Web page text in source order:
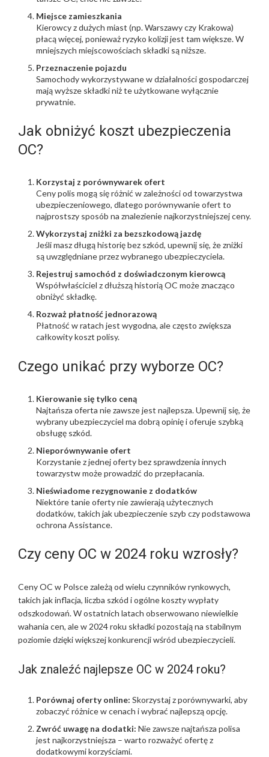
Miejsce zamieszkania
Kierowcy z dużych miast (np. Warszawy czy Krakowa)
płacą więcej, ponieważ ryzyko kolizji jest tam większe. W
mniejszych miejscowościach składki są niższe.
Przeznaczenie pojazdu
Samochody wykorzystywane w działalności gospodarczej
mają wyższe składki niż te użytkowane wyłącznie
prywatnie.
Jak obniżyć koszt ubezpieczenia
OC?
Korzystaj z porównywarek ofert
Ceny polis mogą się różnić w zależności od towarzystwa
ubezpieczeniowego, dlatego porównywanie ofert to
najprostszy sposób na znalezienie najkorzystniejszej ceny.
Wykorzystaj zniżki za bezszkodową jazdę
Jeśli masz długą historię bez szkód, upewnij się, że zniżki
są uwzględniane przez wybranego ubezpieczyciela.
Rejestruj samochód z doświadczonym kierowcą
Współwłaściciel z dłuższą historią OC może znacząco
obniżyć składkę.
Rozważ płatność jednorazową
Płatność w ratach jest wygodna, ale często zwiększa
całkowity koszt polisy.
Czego unikać przy wyborze OC?
Kierowanie się tylko ceną
Najtańsza oferta nie zawsze jest najlepsza. Upewnij się, że
wybrany ubezpieczyciel ma dobrą opinię i oferuje szybką
obsługę szkód.
Nieporównywanie ofert
Korzystanie z jednej oferty bez sprawdzenia innych
towarzystw może prowadzić do przepłacania.
Nieświadome rezygnowanie z dodatków
Niektóre tanie oferty nie zawierają użytecznych
dodatków, takich jak ubezpieczenie szyb czy podstawowa
ochrona Assistance.
Czy ceny OC w 2024 roku wzrosły?
Ceny OC w Polsce zależą od wielu czynników rynkowych,
takich jak inflacja, liczba szkód i ogólne koszty wypłaty
odszkodowań. W ostatnich latach obserwowano niewielkie
wahania cen, ale w 2024 roku składki pozostają na stabilnym
poziomie dzięki większej konkurencji wśród ubezpieczycieli.
Jak znaleźć najlepsze OC w 2024 roku?
Porównaj oferty online: Skorzystaj z porównywarki, aby
zobaczyć różnice w cenach i wybrać najlepszą opcję.
Zwróć uwagę na dodatki: Nie zawsze najtańsza polisa
jest najkorzystniejsza – warto rozważyć ofertę z
dodatkowymi korzyściami.